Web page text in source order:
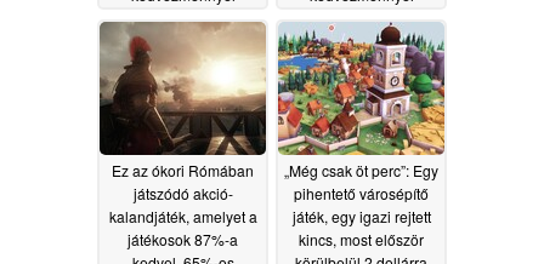
kapható a Steam-en
kapható07/07/2026
Ez az ókori Rómában
játszódó akció-
kalandjáték, amelyet a
játékosok 87%-a
„Még csak öt perc”: Egy
pihentető városépítő
játék, egy igazi rejtett
kincs, most először